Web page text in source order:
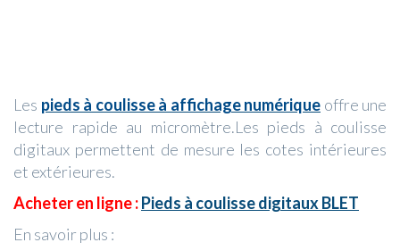
Les pieds à coulisse à affichage numérique offre une
lecture rapide au micromètre.Les pieds à coulisse
digitaux permettent de mesure les cotes intérieures
et extérieures.
Acheter en ligne :Pieds à coulisse digitaux BLET
En savoir plus :